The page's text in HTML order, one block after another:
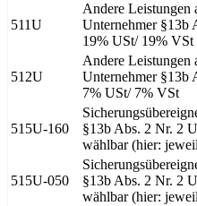
511U
Andere Leistungen
Unternehmer §13b
19% USt/ 19% VSt
512U
Andere Leistungen
Unternehmer §13b
7% USt/ 7% VSt
515U-160
§13b Abs. 2 Nr. 2
wählbar (hier:
515U-050
§13b Abs. 2 Nr. 2
wählbar (hier: